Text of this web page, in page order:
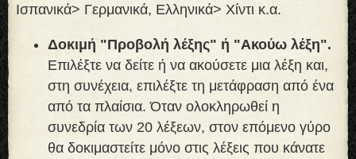
Ισπανικά> Γερμανικά, Ελληνικά> Χίντι κ.α.
Δοκιμή "Προβολή λέξης" ή "Ακούω λέξη".
Επιλέξτε να δείτε ή να ακούσετε μια λέξη και,
στη συνέχεια, επιλέξτε τη μετάφραση από ένα
από τα πλαίσια. Όταν ολοκληρωθεί η
συνεδρία των 20 λέξεων, στον επόμενο γύρο
θα δοκιμαστείτε μόνο στις λέξεις που κάνατε